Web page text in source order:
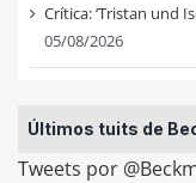
Crítica: ‘Tristan und
05/08/2026
Últimos tuits de
Tweets por